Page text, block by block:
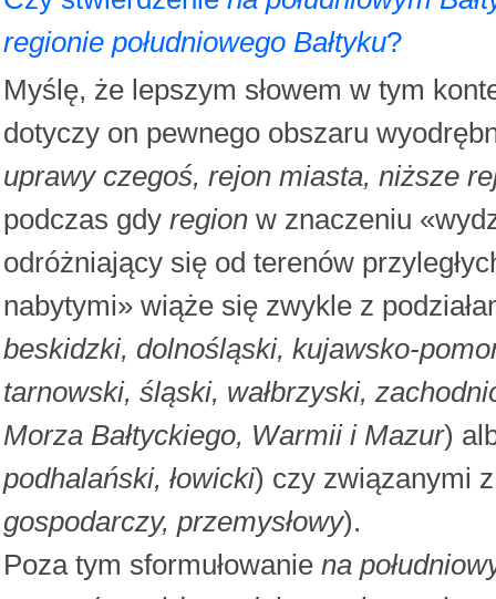
regionie południowego Bałtyku?
Myślę, że lepszym słowem w tym
dotyczy on pewnego obszaru
uprawy czegoś, rejon miasta, niższe
podczas gdy region w znaczeniu
odróżniający się od terenów
nabytymi» wiąże się zwykle z
beskidzki, dolnośląski, kujawsko-
tarnowski, śląski, wałbrzyski,
Morza Bałtyckiego, Warmii i Mazur)
podhalański, łowicki) czy związanymi
gospodarczy, przemysłowy).
Poza tym sformułowanie na